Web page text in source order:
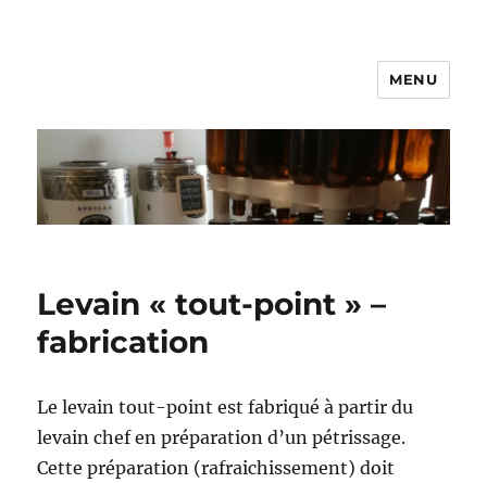
MENU
Les
recettes
brasserie
Levain « tout-point » –
fabrication
Le levain tout-point est fabriqué à partir du
levain chef en préparation d’un pétrissage.
Cette préparation (rafraichissement) doit